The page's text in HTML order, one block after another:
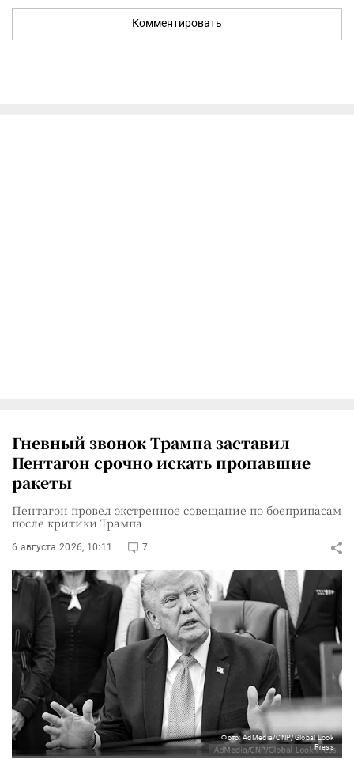
Комментировать
Гневный звонок Трампа заставил
Пентагон срочно искать пропавшие
ракеты
Пентагон провел экстренное совещание по боеприпасам
после критики Трампа
6 августа 2026, 10:11 7
Фото: AdMedia/CNP/Global Look
Press